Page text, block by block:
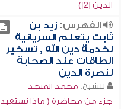
الدين [2])
الفهرس:زيد بن
ثابت يتعلم السريانية
لخدمة دين الله , تسخير
الطاقات عند الصحابة
لنصرة الدين
للشيخ: محمد المنجد
جزء من محاضرة ( ماذا نستفيد